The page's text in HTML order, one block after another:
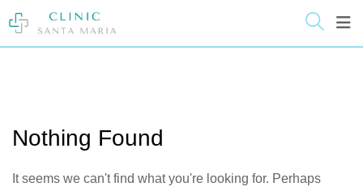
springen
Skip
to
content
Nothing Found
It seems we can't find what you're looking for. Perhaps